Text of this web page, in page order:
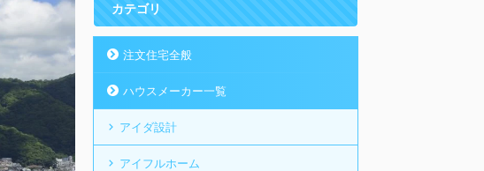
カテゴリ
注文住宅全般
ハウスメーカー一覧
アイダ設計
アイフルホーム